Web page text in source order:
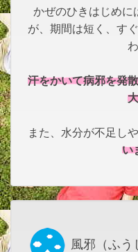
かぜのひきはじめに
が、期間は短く、す
汗をかいて病邪を発
また、水分が不足し
い
風邪（ふう